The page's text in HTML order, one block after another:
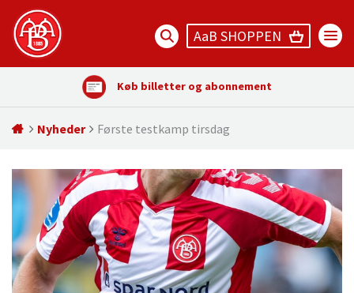
AaB SHOPPEN
Køb billetter og abonnement
Nyheder Første testkamp tirsdag